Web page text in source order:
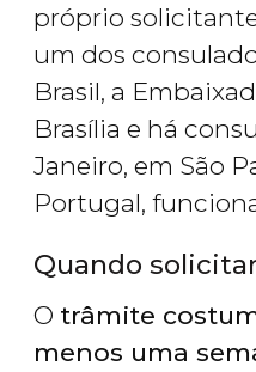
próprio
um dos
Brasil, a
Brasília e há
Janeiro, em São
Portugal,
Quando
O trâmite
menos uma